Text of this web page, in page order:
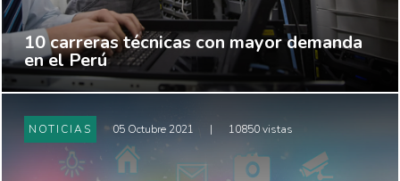
10 carreras técnicas con mayor demanda
en el Perú
NOTICIAS 05 Octubre 2021 | 10850 vistas